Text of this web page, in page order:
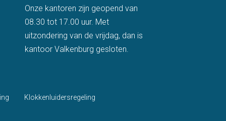
Onze kantoren zijn geopend van
08.30 tot 17.00 uur. Met
uitzondering van de vrijdag, dan is
kantoor Valkenburg gesloten.
Klokkenluidersregeling